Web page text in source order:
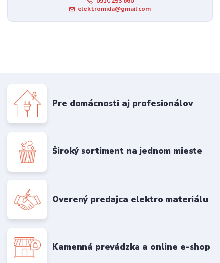
elektromida@gmail.com
Pre domácnosti aj profesionálov
Široký sortiment na jednom mieste
Overený predajca elektro materiálu
Kamenná prevádzka a online e-shop